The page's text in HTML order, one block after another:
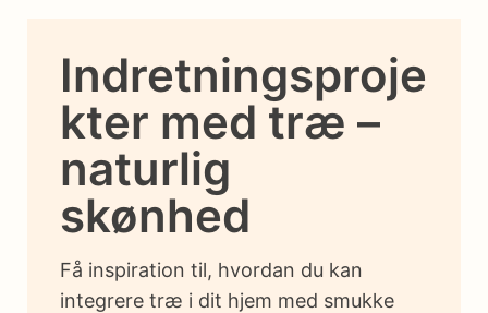
Indretningsproje
kter med træ –
naturlig
skønhed
Få inspiration til, hvordan du kan
integrere træ i dit hjem med smukke